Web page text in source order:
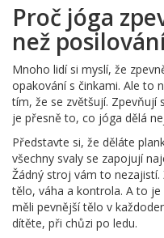
Proč jóga
než
Mnoho lidí si myslí, že
opakování s činkami. Ale to
tím, že se zvětšují. Zpevňují
je přesně to, co jóga dělá
Představte si, že děláte
všechny svaly se zapojují
Žádný stroj vám to nezajistí.
tělo, váha a kontrola. A to
měli pevnější tělo v
dítěte, při chůzi po ledu.